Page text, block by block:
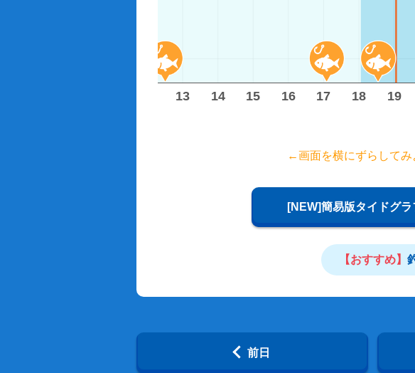
13 14 15 16 17 18 19
←画面を横にずらして
[NEW]簡易版タイドグラ
【おすすめ】
前日